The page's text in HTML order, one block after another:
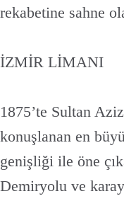
rekabetine sahne
İZMİR LİMANI
1875’te Sultan
konuşlanan en
genişliği ile öne
Demiryolu ve